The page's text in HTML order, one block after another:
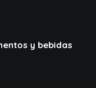
y bebidas